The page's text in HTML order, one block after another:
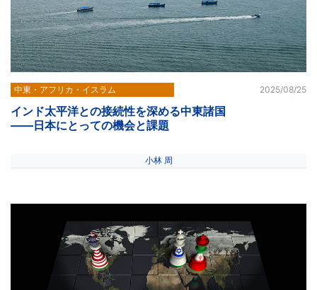
中東・アフリカ・イスラム 2025/08/25
インド太平洋との接続性を深める中東諸国
――日本にとっての機会と課題
小林 周